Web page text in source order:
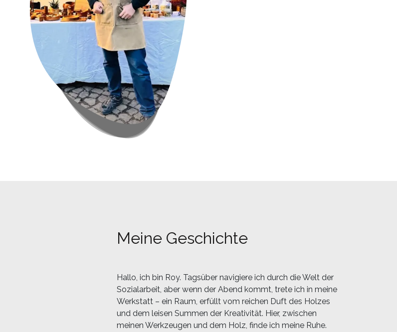
Meine Geschichte
Hallo, ich bin Roy. Tagsüber navigiere ich durch die Welt der
Sozialarbeit, aber wenn der Abend kommt, trete ich in meine
Werkstatt – ein Raum, erfüllt vom reichen Duft des Holzes
und dem leisen Summen der Kreativität. Hier, zwischen
meinen Werkzeugen und dem Holz, finde ich meine Ruhe.